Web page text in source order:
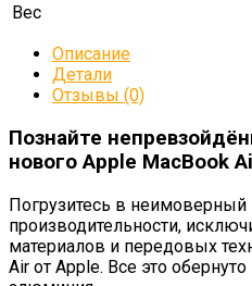
Вес
Описание
Детали
Отзывы (0)
Познайте
нового Apple MacBook
Погрузитесь в
производительности,
материалов и передовых
Air от Apple. Все это